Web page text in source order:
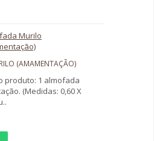
(AMAMENTAÇÃO)
produto: 1 almofada
(Medidas: 0,60 X